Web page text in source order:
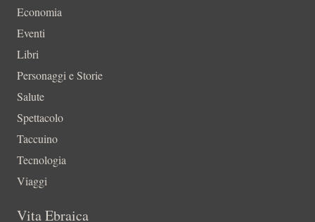
Economia
Eventi
Libri
Personaggi e Storie
Salute
Spettacolo
Taccuino
Tecnologia
Viaggi
Vita Ebraica